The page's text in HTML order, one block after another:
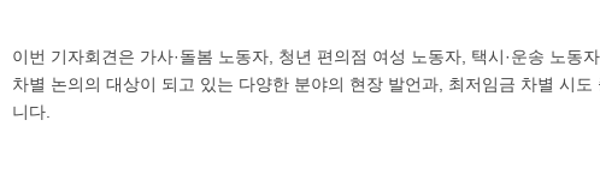
이번 기자회견은 가사·돌봄 노동자, 청년 편의점 여성 노동자, 택시·운송 노동
차별 논의의 대상이 되고 있는 다양한 분야의 현장 발언과, 최저임금 차별 시
니다.